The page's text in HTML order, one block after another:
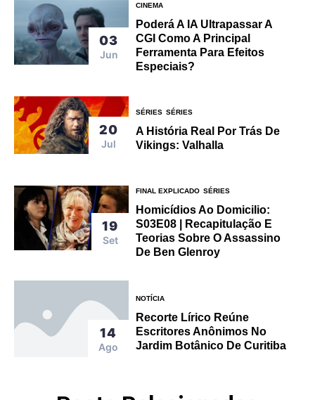
03
Jun
CINEMA
Poderá A IA Ultrapassar A
CGI Como A Principal
Ferramenta Para Efeitos
Especiais?
20
Jul
SÉRIES SÉRIES
A História Real Por Trás De
Vikings: Valhalla
19
Set
FINAL EXPLICADO SÉRIES
Homicídios Ao Domicilio:
S03E08 | Recapitulação E
Teorias Sobre O Assassino
De Ben Glenroy
14
Ago
NOTÍCIA
Recorte Lírico Reúne
Escritores Anônimos No
Jardim Botânico De Curitiba